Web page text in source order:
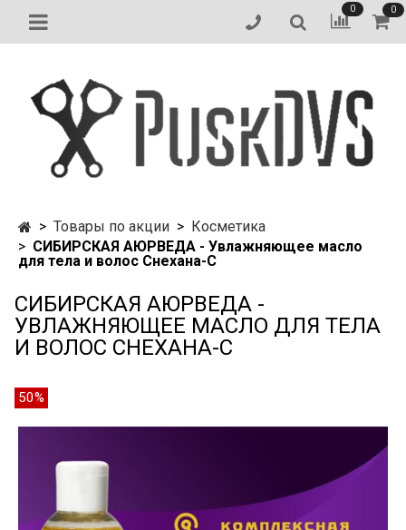
0 0
Товары по акции
Косметика
СИБИРСКАЯ АЮРВЕДА - Увлажняющее масло
для тела и волос Снехана-С
СИБИРСКАЯ АЮРВЕДА -
УВЛАЖНЯЮЩЕЕ МАСЛО ДЛЯ ТЕЛА
И ВОЛОС СНЕХАНА-С
50%